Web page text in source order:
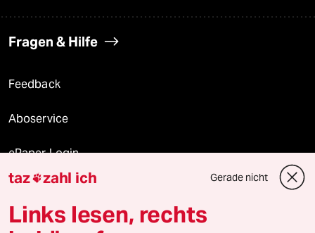
Fragen & Hilfe
Feedback
Aboservice
ePaper Login
Downloads für Abonnierende
taz zahl ich Gerade nicht
Links lesen, rechts